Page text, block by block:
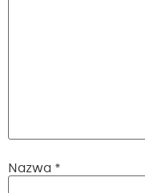
Nazwa *